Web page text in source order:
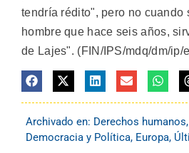
tendría rédito", pero no cuando
hombre que hace seis años,
de Lajes". (FIN/IPS/mdq/dm/ip/
Archivado en: Derechos humanos,
Democracia y Política, Europa,